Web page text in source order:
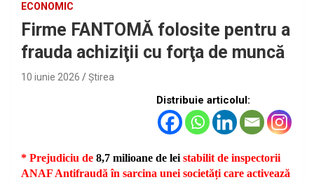
ECONOMIC
Firme FANTOMĂ folosite pentru a
frauda achiziţii cu forţa de muncă
10 iunie 2026 Ştirea
Distribuie articolul:
* Prejudiciu de 8,7 milioane de lei stabilit de inspectorii
ANAF Antifraudă în sarcina unei societăți care activează